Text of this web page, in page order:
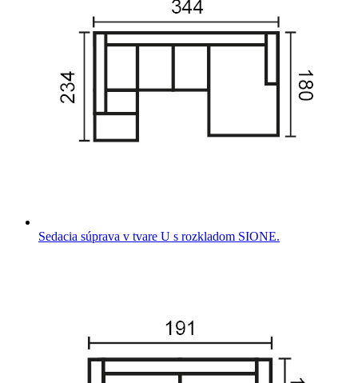
Sedacia súprava v tvare U s rozkladom SIONE.